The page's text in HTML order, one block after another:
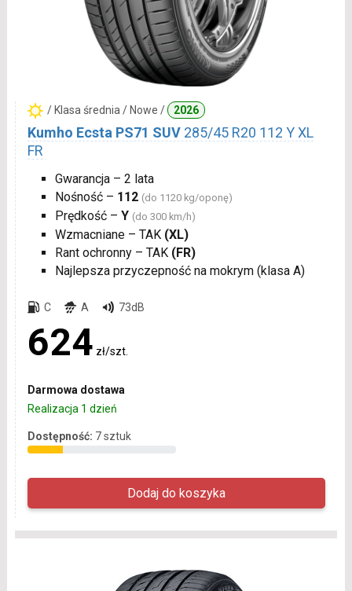
/ Klasa średnia / Nowe / 2026
Kumho Ecsta PS71 SUV 285/45 R20 112 Y XL
FR
Gwarancja – 2 lata
Nośność – 112 (do 1120 kg/oponę)
Prędkość – Y (do 300 km/h)
Wzmacniane – TAK (XL)
Rant ochronny – TAK (FR)
Najlepsza przyczepność na mokrym (klasa A)
C A 73dB
624 zł/szt.
Darmowa dostawa
Realizacja 1 dzień
Dostępność: 7 sztuk